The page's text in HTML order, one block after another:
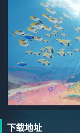
下载地址